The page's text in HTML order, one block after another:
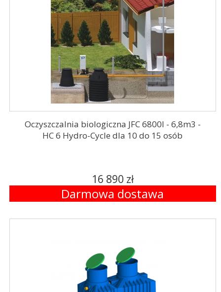
Oczyszczalnia biologiczna JFC 6800l - 6,8m3 -
HC 6 Hydro-Cycle dla 10 do 15 osób
16 890 zł
Darmowa dostawa